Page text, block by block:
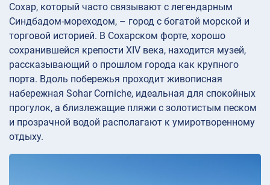
Сохар, который часто связывают с легендарным
Синдбадом-мореходом, – город с богатой морской и
торговой историей. В Сохарском форте, хорошо
сохранившейся крепости XIV века, находится музей,
рассказывающий о прошлом города как крупного
порта. Вдоль побережья проходит живописная
набережная Sohar Corniche, идеальная для спокойных
прогулок, а близлежащие пляжи с золотистым песком
и прозрачной водой располагают к умиротворенному
отдыху.